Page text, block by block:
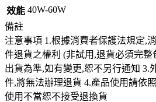
效能 40W-60W
備註
注意事項 1.根據消費者保護法規定,
件退貨之權利 (非試用,退貨必須完整
出貨為準,如有變更,恕不另行通知 3.
件,將無法辦理退貨 4.產品使用請依
使用不當恕不接受退換貨